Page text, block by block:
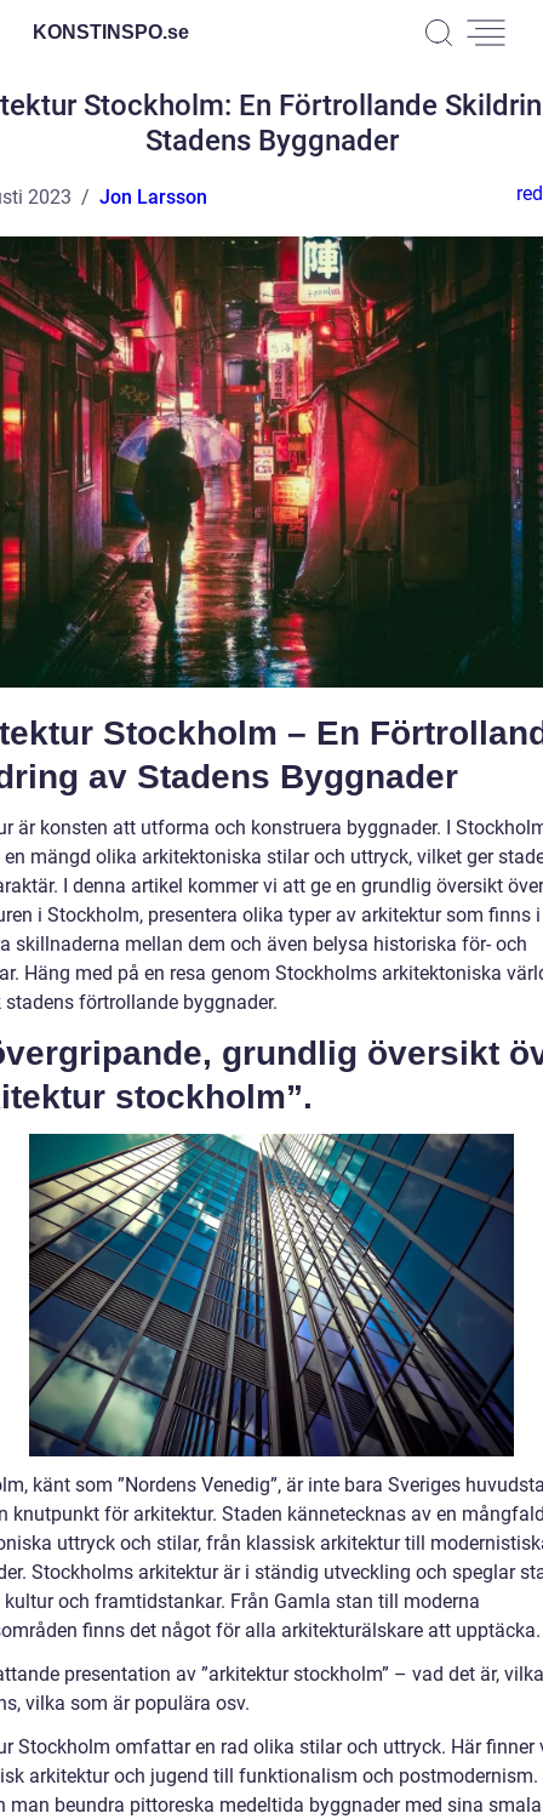
KONSTINSPO.se
Stockholm: En Förtrollande
Stadens Byggnader
2023 Jon Larsson
Stockholm – En
av Stadens Byggnader
är konsten att utforma och konstruera byggnader. I
mängd olika arkitektoniska stilar och uttryck, vilket ger
I denna artikel kommer vi att ge en grundlig översikt över
i Stockholm, presentera olika typer av arkitektur som finns
skillnaderna mellan dem och även belysa historiska för- och
Häng med på en resa genom Stockholms arkitektoniska
förtrollande byggnader.
grundlig översikt
stockholm”.
känt som ”Nordens Venedig”, är inte bara Sveriges
knutpunkt för arkitektur. Staden kännetecknas av en
uttryck och stilar, från klassisk arkitektur till
Stockholms arkitektur är i ständig utveckling och speglar
kultur och framtidstankar. Från Gamla stan till moderna
finns det något för alla arkitekturälskare att upptäcka.
presentation av ”arkitektur stockholm” – vad det är,
vilka som är populära osv.
Stockholm omfattar en rad olika stilar och uttryck. Här finner
arkitektur och jugend till funktionalism och postmodernism.
man beundra pittoreska medeltida byggnader med sina smala